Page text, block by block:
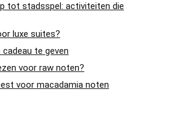
tot stadsspel: activiteiten die
luxe suites?
te geven
voor raw noten?
voor macadamia noten